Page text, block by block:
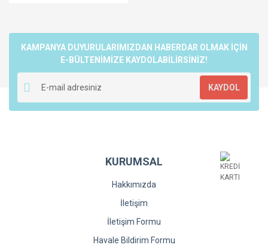
KAMPANYA DUYURULARIMIZDAN HABERDAR OLMAK İÇİN
E-BÜLTENİMİZE KAYDOLABİLİRSİNİZ!
KAYDOL
KURUMSAL
Hakkımızda
İletişim
İletişim Formu
Havale Bildirim Formu